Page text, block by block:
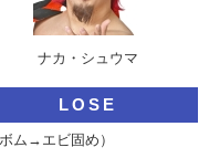
ナカ・シュウマ
LOSE
ム→エビ固め）